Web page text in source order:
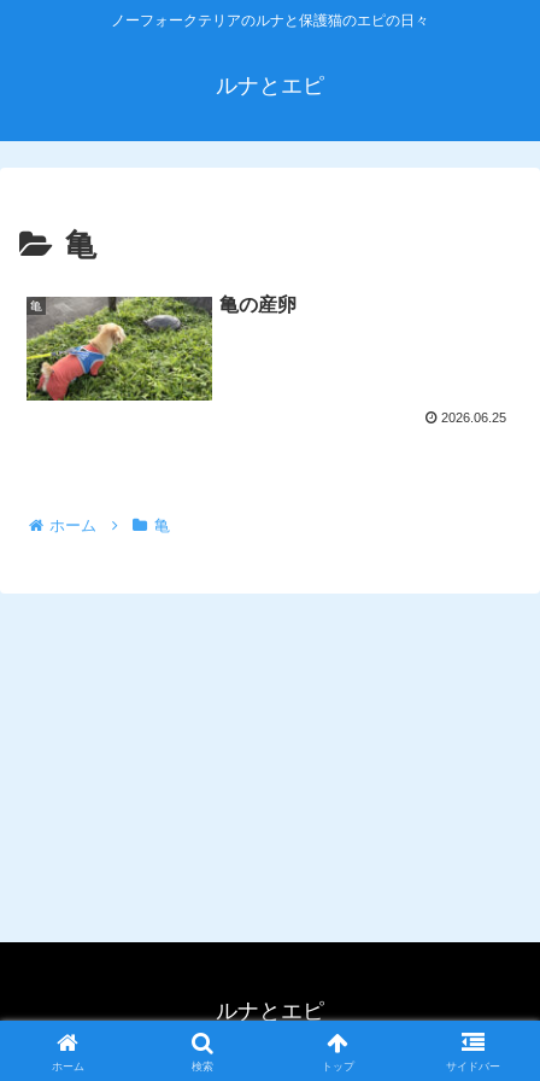
ノーフォークテリアのルナと保護猫のエピの日々
ルナとエピ
亀
亀 亀の産卵
2026.06.25
ホーム 亀
ルナとエピ
© 2023 ルナとエピ.
ホーム 検索 トップ サイドバー